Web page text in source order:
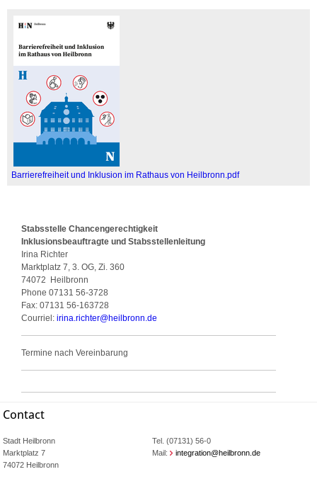
Barrierefreiheit und Inklusion im Rathaus von Heilbronn.pdf
Stabsstelle Chancengerechtigkeit
Inklusionsbeauftragte und Stabsstellenleitung
Irina Richter
Marktplatz 7, 3. OG, Zi. 360
74072
Heilbronn
Phone 07131 56-3728
Fax: 07131 56-163728
Courriel: irina.richter@heilbronn.de
Termine nach Vereinbarung
Contact
Stadt Heilbronn
Marktplatz 7
74072 Heilbronn
Tel. (07131) 56-0
Mail:
integration@heilbronn.de